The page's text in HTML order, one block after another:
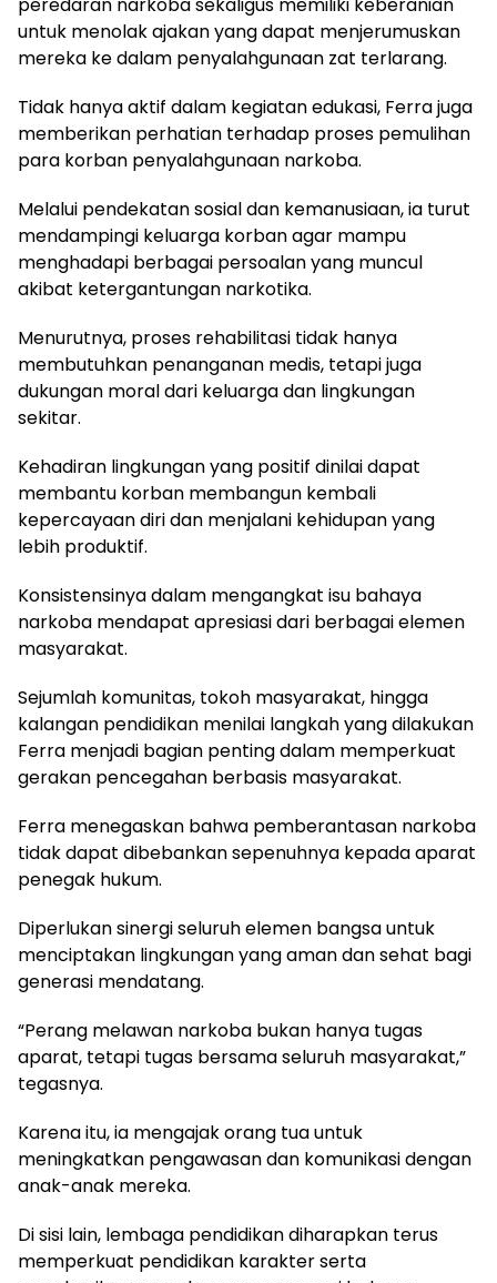
untuk menolak ajakan yang dapat menjerumuskan
mereka ke dalam penyalahgunaan zat terlarang.
Tidak hanya aktif dalam kegiatan edukasi, Ferra juga
memberikan perhatian terhadap proses pemulihan
para korban penyalahgunaan narkoba.
Melalui pendekatan sosial dan kemanusiaan, ia turut
mendampingi keluarga korban agar mampu
menghadapi berbagai persoalan yang muncul
akibat ketergantungan narkotika.
Menurutnya, proses rehabilitasi tidak hanya
membutuhkan penanganan medis, tetapi juga
dukungan moral dari keluarga dan lingkungan
sekitar.
Kehadiran lingkungan yang positif dinilai dapat
membantu korban membangun kembali
kepercayaan diri dan menjalani kehidupan yang
lebih produktif.
Konsistensinya dalam mengangkat isu bahaya
narkoba mendapat apresiasi dari berbagai elemen
masyarakat.
Sejumlah komunitas, tokoh masyarakat, hingga
kalangan pendidikan menilai langkah yang dilakukan
Ferra menjadi bagian penting dalam memperkuat
gerakan pencegahan berbasis masyarakat.
Ferra menegaskan bahwa pemberantasan narkoba
tidak dapat dibebankan sepenuhnya kepada aparat
penegak hukum.
Diperlukan sinergi seluruh elemen bangsa untuk
menciptakan lingkungan yang aman dan sehat bagi
generasi mendatang.
“Perang melawan narkoba bukan hanya tugas
aparat, tetapi tugas bersama seluruh masyarakat,”
tegasnya.
Karena itu, ia mengajak orang tua untuk
meningkatkan pengawasan dan komunikasi dengan
anak-anak mereka.
Di sisi lain, lembaga pendidikan diharapkan terus
memperkuat pendidikan karakter serta